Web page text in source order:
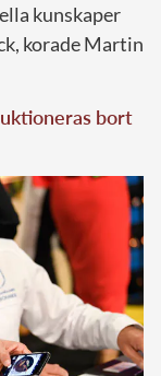
kunskaper
korade Martin
bort